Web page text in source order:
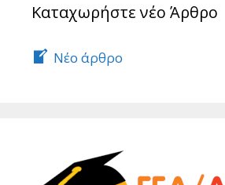
Καταχωρήστε νέο Άρθρο
Νέο άρθρο